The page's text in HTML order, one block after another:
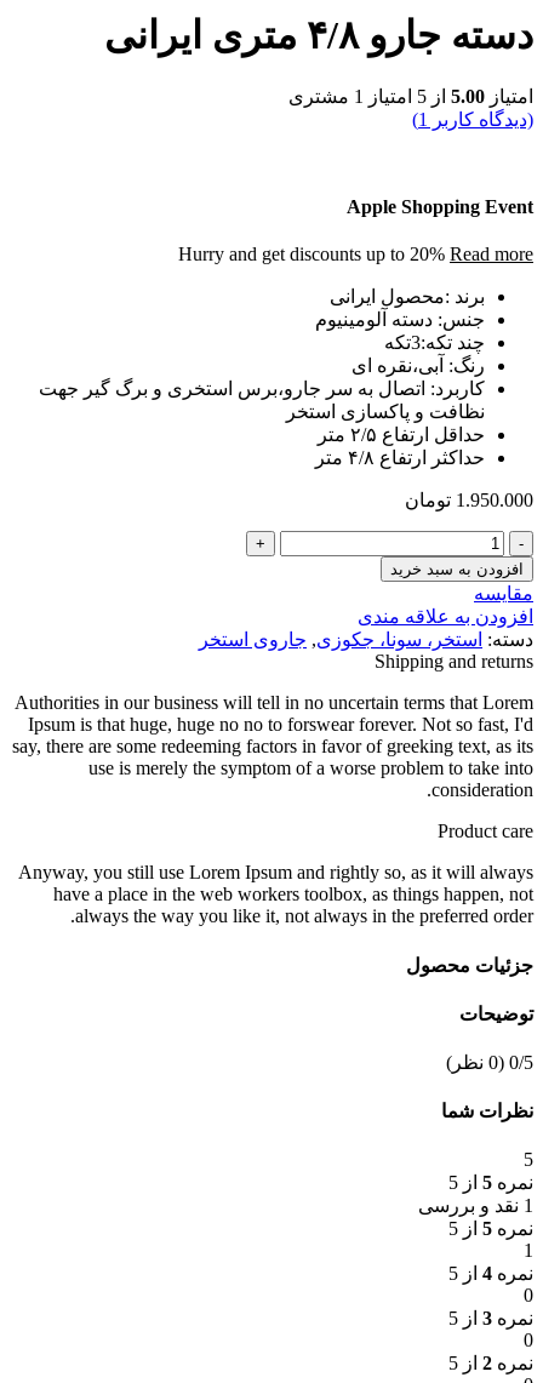
دسته جارو ۴/۸ متری ایرانی
امتیاز 5.00 از 5 امتیاز 1 مشتری
(دیدگاه کاربر
1
)
Apple Shopping Event
Hurry and get discounts up to 20% Read more
برند :محصول ایرانی
جنس: دسته آلومینیوم
چند تکه:3تکه
رنگ: آبی،نقره ای
کاربرد: اتصال به سر جارو،برس استخری و برگ گیر جهت
نظافت و پاکسازی استخر
حداقل ارتفاع ۲/۵ متر
حداکثر ارتفاع ۴/۸ متر
1.950.000 تومان
دسته
جارو
۴/۸
متری
ایرانی
عدد
افزودن به سبد خرید
مقایسه
افزودن به علاقه مندی
دسته: استخر، سونا، جکوزی, جاروی استخر
Shipping and returns
Authorities in our business will tell in no uncertain terms that Lorem
Ipsum is that huge, huge no no to forswear forever. Not so fast, I'd
say, there are some redeeming factors in favor of greeking text, as its
use is merely the symptom of a worse problem to take into
consideration.
Product care
Anyway, you still use Lorem Ipsum and rightly so, as it will always
have a place in the web workers toolbox, as things happen, not
always the way you like it, not always in the preferred order.
جزئیات محصول
توضیحات
‫0/5 ‫(0 نظر)
نظرات شما
5
نمره 5 از 5
1 نقد و بررسی
نمره 5 از 5
1
نمره 4 از 5
0
نمره 3 از 5
0
نمره 2 از 5